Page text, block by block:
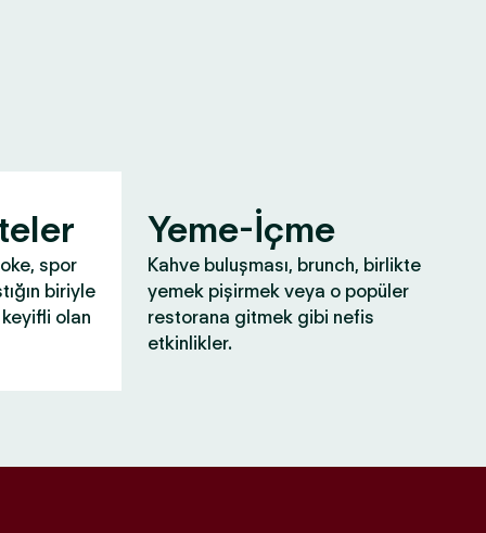
spor
biriyle
keyifli olan
Yeme-İçme
Kahve buluşması, brunch, birlikte
yemek pişirmek veya o popüler
restorana gitmek gibi nefis
etkinlikler.